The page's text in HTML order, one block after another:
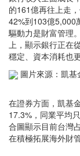
的161億再往上走
42%到103億5,000
驅動力是財富管理
上，顯示銀行正在
穩定、資本消耗也更
圖片來源：凱基
在證券方面，凱基
17.3%，同業平均
合圖顯示目前台灣
在積極拓展海外財